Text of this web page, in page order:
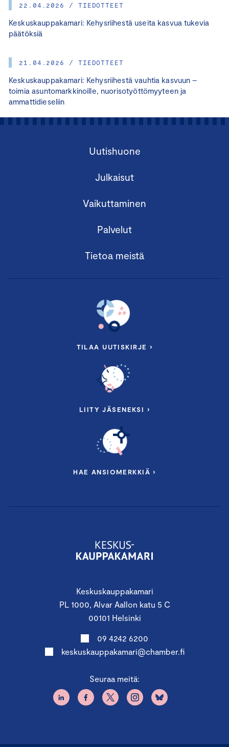
22.04.2026 / TIEDOTTEET
Keskuskauppakamari: Kehysriihestä useita kasvua tukevia
päätöksiä
21.04.2026 / TIEDOTTEET
Keskuskauppakamari: Kehysriihestä vauhtia kasvuun –
toimia asuntomarkkinoille, nuorisotyöttömyyteen ja
ammattidieseliin
Keskuskauppakamari
PL 1000, Alvar Aallon katu 5 C
00101 Helsinki
09 4242 6200
keskuskauppakamari@chamber.fi
Seuraa meitä:
Uutishuone
Julkaisut
Vaikuttaminen
Palvelut
Tietoa meistä
TILAA UUTISKIRJE ›
LIITY JÄSENEKSI ›
HAE ANSIOMERKKIÄ ›